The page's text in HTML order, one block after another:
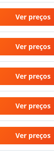
Ver preços
Ver preços
Ver preços
Ver preços
Ver preços